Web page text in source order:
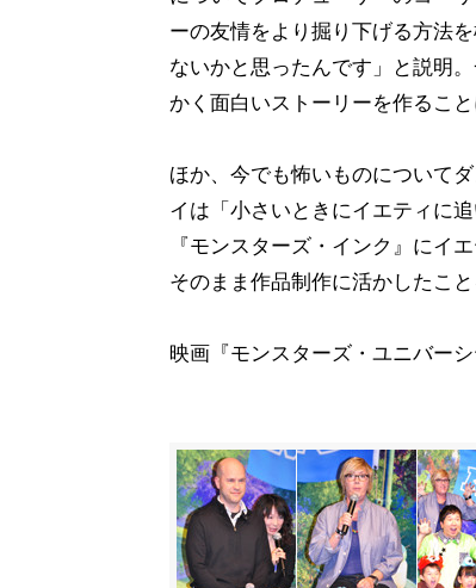
ーの友情をより掘り下げる方法
ないかと思ったんです」と説明
かく面白いストーリーを作るこ
ほか、今でも怖いものについて
イは「小さいときにイエティに
『モンスターズ・インク』にイ
そのまま作品制作に活かしたこと
映画『モンスターズ・ユニバー